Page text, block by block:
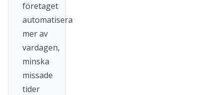
företaget
automatisera
mer av
vardagen,
minska
missade
tider